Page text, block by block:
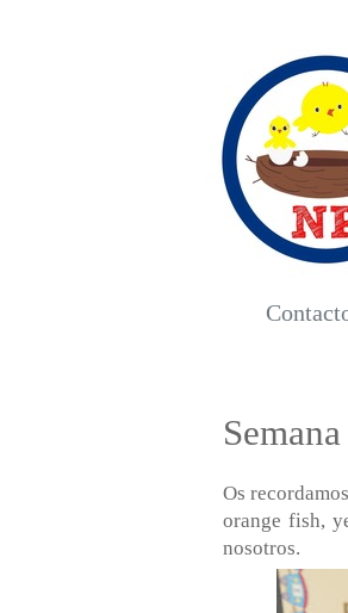
Os
orange fish,
nosotros.